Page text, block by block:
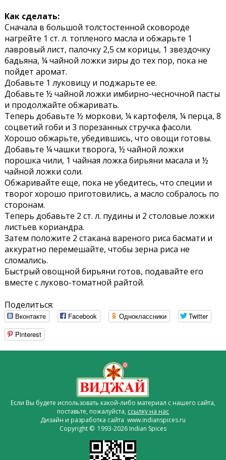
Как сделать:
Сначала в большой толстостенной сковороде
нагрейте 1 ст. л. топленого масла и обжарьте 1
лавровый лист, палочку 2,5 см корицы, 1 звездочку
бадьяна, ¼ чайной ложки зиры до тех пор, пока не
пойдет аромат.
Добавьте 1 луковицу и поджарьте ее.
Добавьте ½ чайной ложки имбирно-чесночной пасты
и продолжайте обжаривать.
Теперь добавьте ½ моркови, ¼ картофеля, ¼ перца, 8
соцветий гоби и 3 порезанных стручка фасоли.
Хорошо обжарьте, убедившись, что овощи готовы.
Добавьте ¼ чашки творога, ½ чайной ложки
порошка чили, 1 чайная ложка бирьяни масала и ½
чайной ложки соли.
Обжаривайте еще, пока не убедитесь, что специи и
творог хорошо приготовились, а масло собралось по
сторонам.
Теперь добавьте 2 ст. л. пудины и 2 столовые ложки
листьев кориандра.
Затем положите 2 стакана вареного риса басмати и
аккуратно перемешайте, чтобы зерна риса не
сломались.
Быстрый овощной бирьяни готов, подавайте его
вместе с луково-томатной райтой.
Поделиться:
Вконтакте Facebook Одноклассники
Twitter
Pinterest
Если Вы будете использовать какой-либо материал с нашего сайта,
поставьте, пожалуйста, ссылку на нас
Дизайн и разработка сайта www.indianspices.ru
Copyright © 1993-2026 Indian Spices